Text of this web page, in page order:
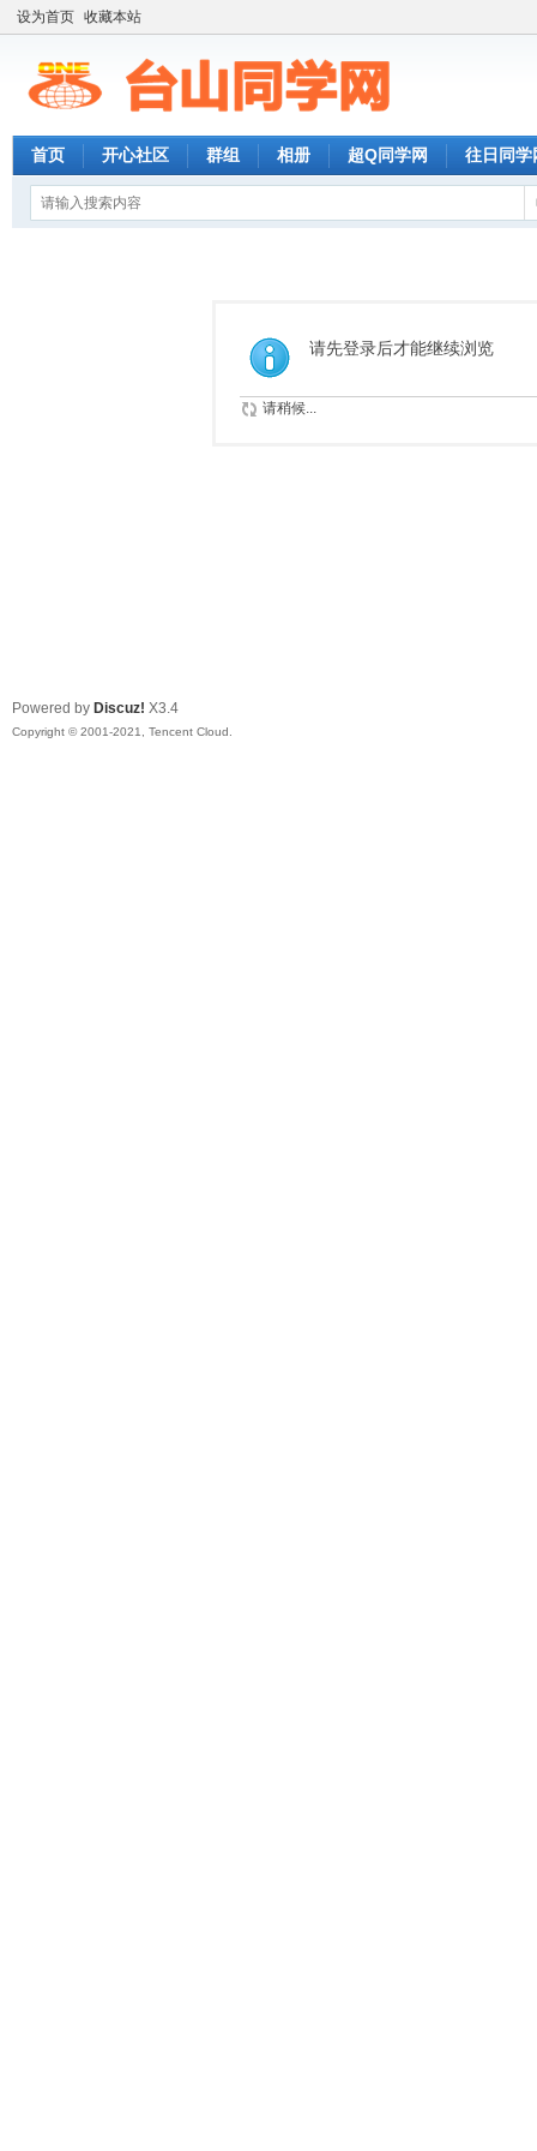
设为首页 收藏本站
首页 开心社区 群组 相册 超Q同学网 往日同学
请先登录后才能继续浏览
请稍候...
Powered by Discuz! X3.4
Copyright © 2001-2021, Tencent Cloud.